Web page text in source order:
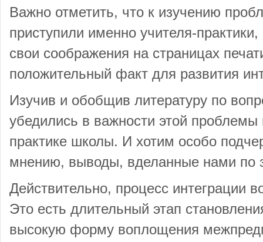
Важно отметить, что к изучению
приступили именно учителя-
свои соображения на страницах
положительный факт для развития
Изучив и обобщив литературу по
убедились в важности этой проблемы
практике школы. И хотим особо
мнению, выводы, вделанные нами по
Действительно, процесс интеграции
Это есть длительный этап
высокую форму воплощения